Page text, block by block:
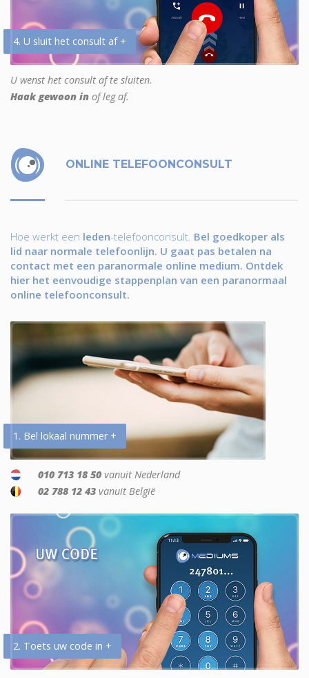
4. U sluit het consult af +
U wenst het consult af te sluiten.
Haak gewoon in of leg af.
ONLINE TELEFOONCONSULT
Hoe werkt een leden-telefoonconsult. Bel goedkoper als
lid naar normale telefoonlijn. U gaat pas betalen na
contact met een paranormale online medium. Ontdek
hier het eenvoudige stappenplan van een paranormaal
online telefoonconsult.
1. Bel lokaal nummer +
010 713 18 50 vanuit Nederland
02 788 12 43 vanuit België
2. Toets uw code in +